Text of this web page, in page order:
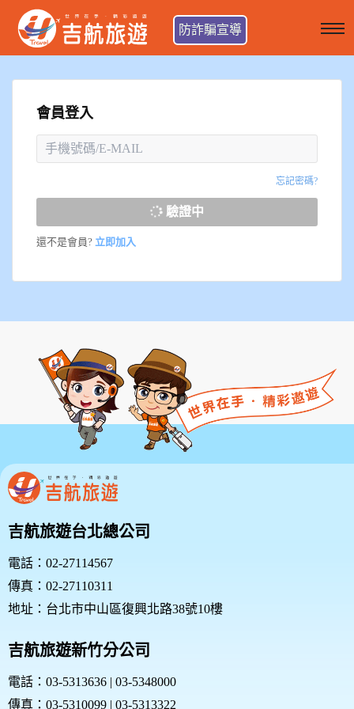
防詐騙宣導
會員登入
忘記密碼?
驗證中
還不是會員? 立即加入
吉航旅遊台北總公司
電話：02-27114567
傳真：02-27110311
地址：台北市中山區復興北路38號10樓
吉航旅遊新竹分公司
電話：03-5313636 | 03-5348000
傳真：03-5310099 | 03-5313322